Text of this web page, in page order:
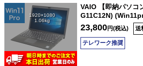
1920×1080
1.06kg
VAIO 【即納パソコ
G11C12N)
23,800円(税込) 送
テレワーク推奨